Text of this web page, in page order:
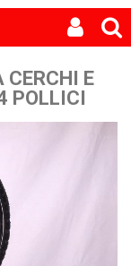
CERCHI E
POLLICI